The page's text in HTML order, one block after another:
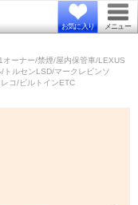
お気に入り メニュー
ーナー/禁煙/屋内保管車/LEXUS
ルセンLSD/マークレビンソ
コ/ビルトインETC